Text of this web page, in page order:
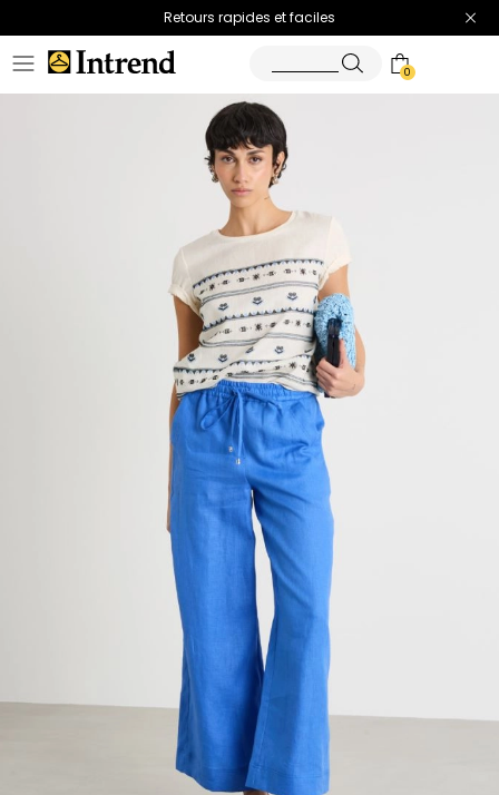
Retours rapides et faciles
0